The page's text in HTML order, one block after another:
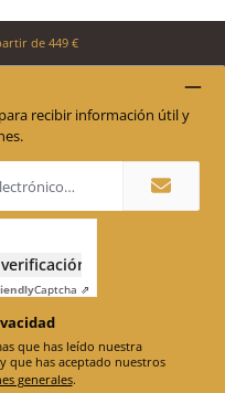
de 449 €
recibir información útil y
Captcha ⇗
generales.